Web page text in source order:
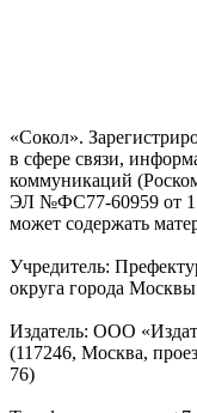
«Сокол».
в сфере связи,
коммуникаций
ЭЛ №ФС77-60959 от 17
может содержать
Учредитель:
округа города
Издатель: ООО
(117246, Москва,
76)